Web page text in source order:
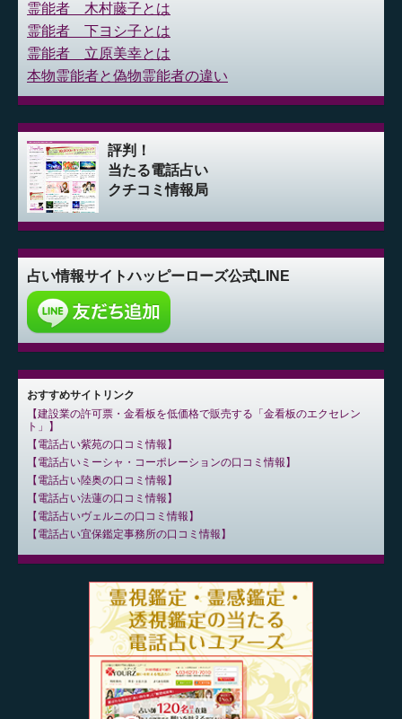
霊能者 木村藤子とは
霊能者 下ヨシ子とは
霊能者 立原美幸とは
本物霊能者と偽物霊能者の違い
評判！
当たる電話占い
クチコミ情報局
占い情報サイトハッピーローズ公式LINE
おすすめサイトリンク
建設業の許可票・金看板を低価格で販売する「金看板のエクセレン
ト」
電話占い紫苑の口コミ情報
電話占いミーシャ・コーポレーションの口コミ情報
電話占い陸奥の口コミ情報
電話占い法蓮の口コミ情報
電話占いヴェルニの口コミ情報
電話占い宜保鑑定事務所の口コミ情報